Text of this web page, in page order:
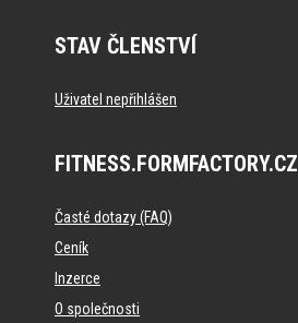
STAV ČLENSTVÍ
Uživatel nepřihlášen
FITNESS.FORMFACTORY.CZ
Časté dotazy (FAQ)
Ceník
Inzerce
O společnosti